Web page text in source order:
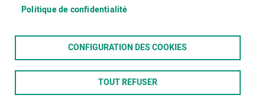
Politique de confidentialité
CONFIGURATION DES COOKIES
TOUT REFUSER
Contact